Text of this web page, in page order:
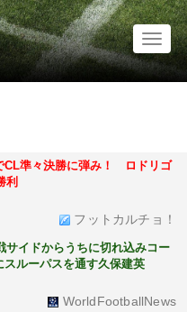
CL準々決勝に弾み！ ロドリゴ
利
フットカルチョ！
イドからうちに切れ込みコー
スルーパスを通す久保建英
WorldFootballNews